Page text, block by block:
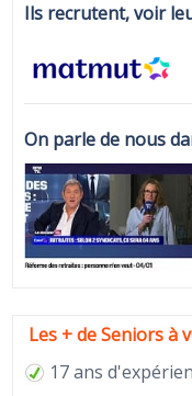
Ils recrutent, voir
On parle de nous
Les + de Seniors à
17 ans